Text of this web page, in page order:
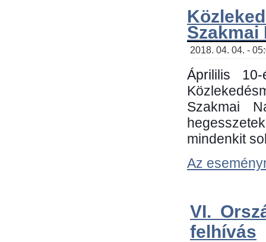
Szakmai
2018. 04. 04. -
Áprililis
Szakmai
mindenkit
Az
VI.
felhívás